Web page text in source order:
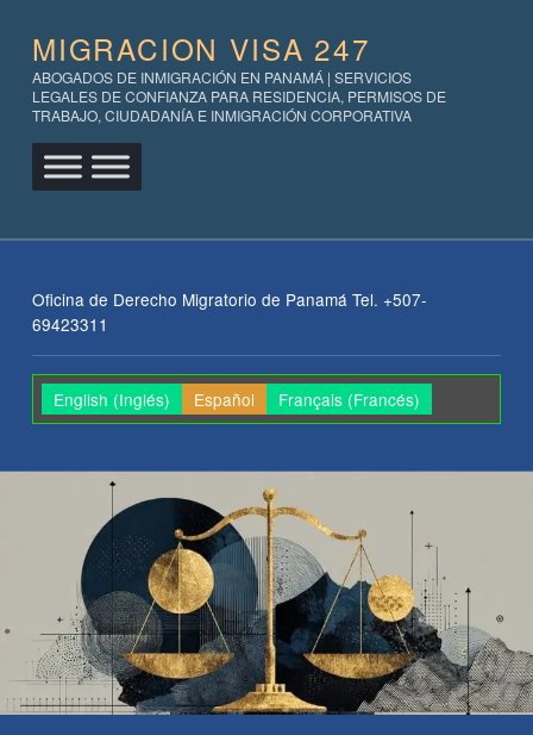
MIGRACION VISA 247
ABOGADOS DE INMIGRACIÓN EN PANAMÁ | SERVICIOS
LEGALES DE CONFIANZA PARA RESIDENCIA, PERMISOS DE
TRABAJO, CIUDADANÍA E INMIGRACIÓN CORPORATIVA
Oficina de Derecho Migratorio de Panamá Tel. +507-
69423311
English (Inglés) Español Français(Francés)